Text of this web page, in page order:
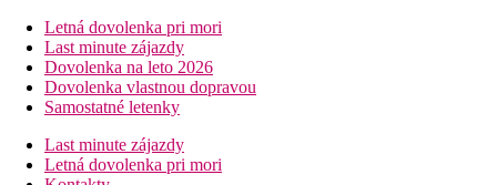
klimatizácia
telefón
TV so satelitným príjmom
vlastné sociálne zariadenie (kúpeľňa, sušič vlasov, WC)
trezor
minibar (za poplatok)
set na prípravu kávy a čaju
Letná dovolenka pri mori
Last minute zájazdy
Dovolenka na leto 2026
Dovolenka vlastnou dopravou
Samostatné letenky
Last minute zájazdy
Letná dovolenka pri mori